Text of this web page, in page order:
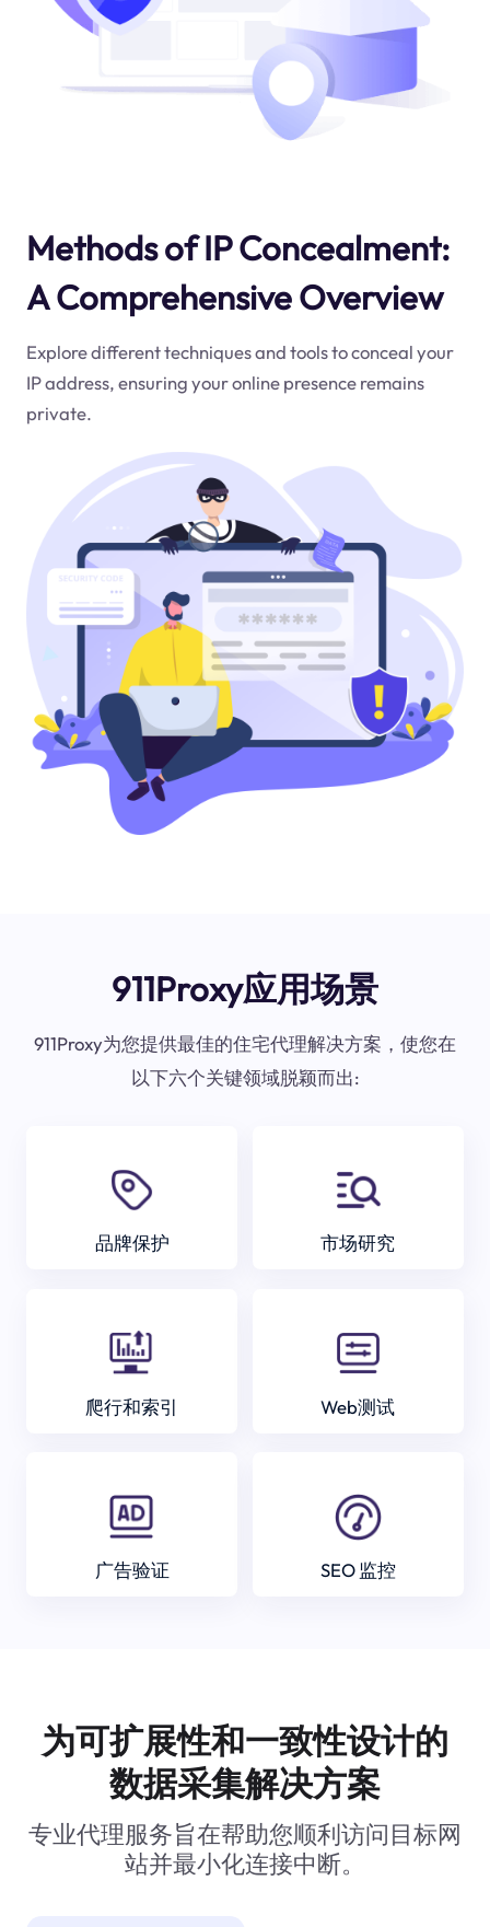
Methods of IP Concealment:
A Comprehensive Overview
Explore different techniques and tools to conceal your
IP address, ensuring your online presence remains
private.
911Proxy应用场景
911Proxy为您提供最佳的住宅代理解决方案，使您在
以下六个关键领域脱颖而出:
品牌保护 市场研究
爬行和索引 Web测试
广告验证 SEO 监控
为可扩展性和一致性设计的
数据采集解决方案
专业代理服务旨在帮助您顺利访问目标网
站并最小化连接中断。